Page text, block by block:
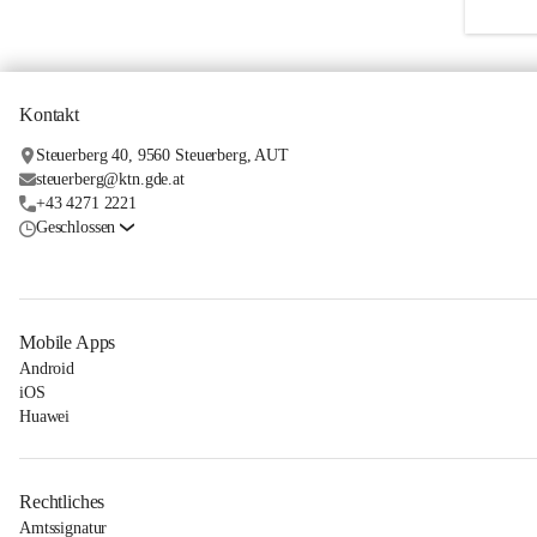
Kontakt
Steuerberg 40, 9560 Steuerberg, AUT
steuerberg@ktn.gde.at
+43 4271 2221
Geschlossen
Mobile Apps
Android
iOS
Huawei
Rechtliches
Amtssignatur